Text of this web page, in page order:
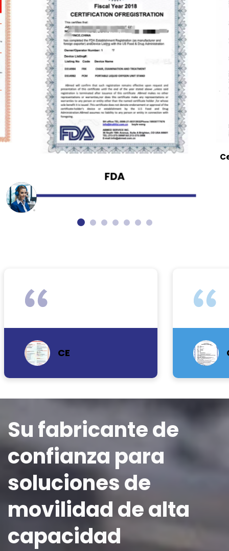
FDA
CCCMHPIE
Su fabricante de
confianza para
soluciones de
movilidad de alta
capacidad